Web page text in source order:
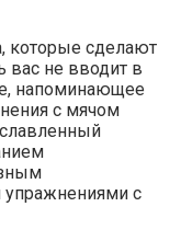
которые сделают
вас не вводит в
напоминающее
с мячом
упражнениями с